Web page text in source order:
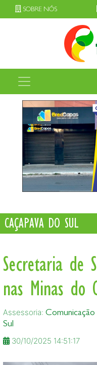
SOBRE NÓS
CAÇAPAVA DO SUL
Secretaria de
nas Minas do
Assessoria:
Sul
30/10/2025 14:51:17